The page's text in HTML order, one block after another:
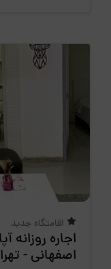
اقامتگاه جدید
اجاره روزانه
اصفهانی -